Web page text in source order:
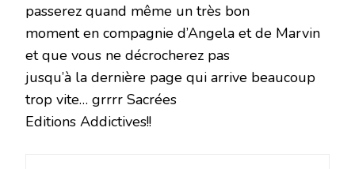
passerez quand même un très bon
moment en compagnie d’Angela et de Marvin
et que vous ne décrocherez pas
jusqu’à la dernière page qui arrive beaucoup
trop vite… grrrr Sacrées
Editions Addictives!!